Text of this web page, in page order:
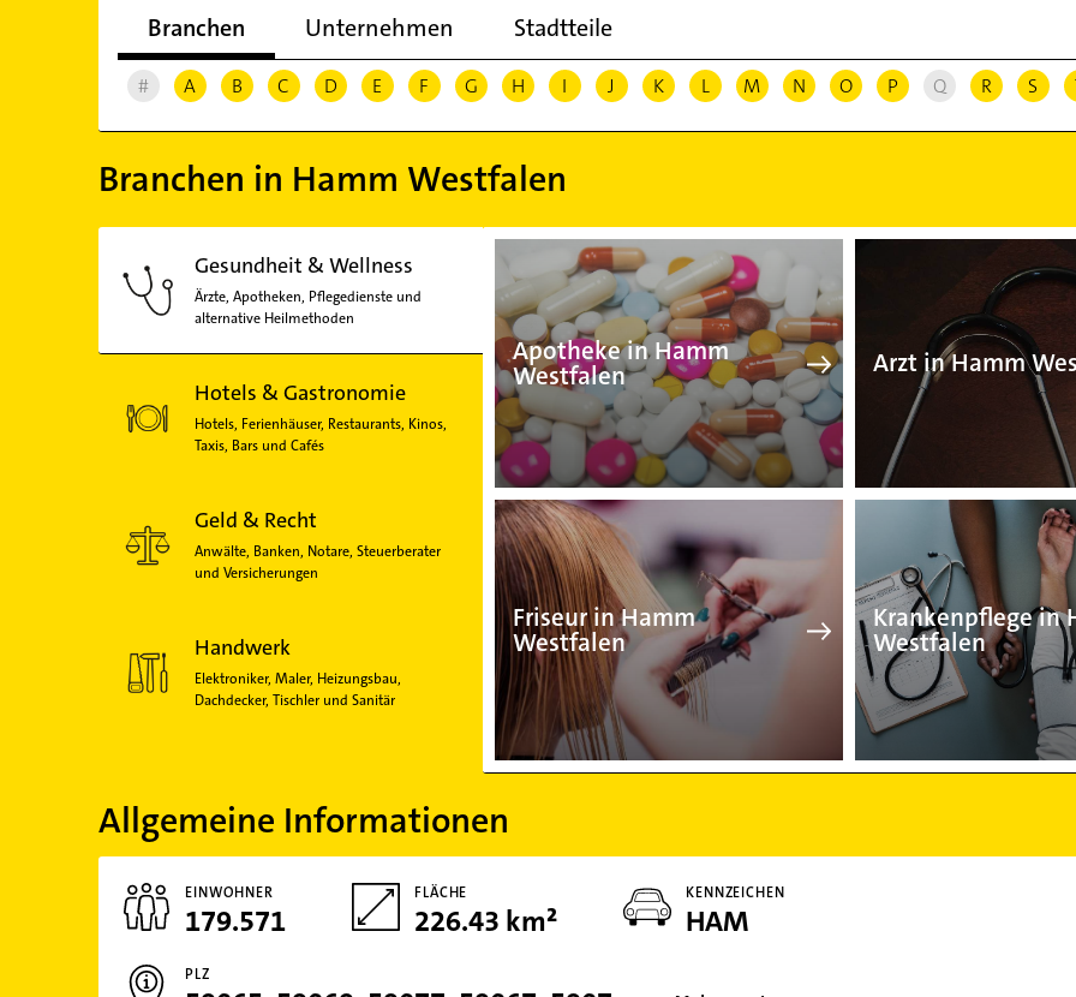
Branchen Unternehmen Stadtteile
# A B C D E F G H I J K L M N O P Q R S
Branchen in Hamm Westfalen
Gesundheit & Wellness
Ärzte, Apotheken, Pflegedienste und
alternative Heilmethoden
Hotels & Gastronomie
Hotels, Ferienhäuser, Restaurants, Kinos,
Taxis, Bars und Cafés
Geld & Recht
Anwälte, Banken, Notare, Steuerberater
und Versicherungen
Handwerk
Elektroniker, Maler, Heizungsbau,
Dachdecker, Tischler und Sanitär
Apotheke in Hamm
Westfalen
Apotheke in Hamm
Arzt in Hamm
Friseur in Hamm
Westfalen
Friseur in Hamm
Krankenpflege in
Westfalen
Allgemeine Informationen
EINWOHNER
179.571
FLÄCHE
226.43 km²
KENNZEICHEN
HAM
PLZ